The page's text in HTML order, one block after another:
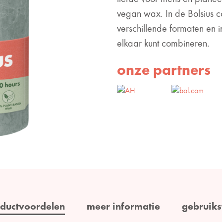
vegan wax. In de Bolsius
verschillende formaten en
elkaar kunt combineren.
onze partners
meer informatie